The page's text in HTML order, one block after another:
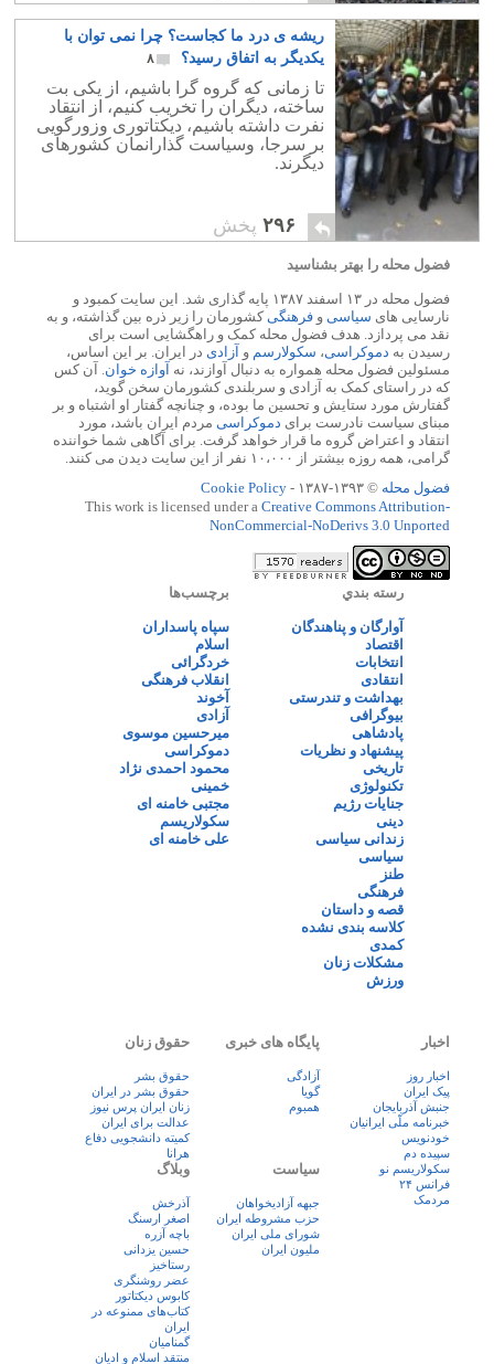
ریشه ی درد ما کجاست؟ چرا نمی توان با
یکدیگر به اتفاق رسید؟
۸
تا زمانی که گروه گرا باشیم، از یکی بت
ساخته، دیگران را تخریب کنیم، از انتقاد
نفرت داشته باشیم، دیکتاتوری وزورگویی
بر سرجا، وسیاست گذارانمان کشورهای
دیگرند.
۲۹۶ پخش
فضول محله را بهتر بشناسید
فضول محله در ۱۳ اسفند ۱۳۸۷ پایه گذاری شد. این سایت کمبود و
نارسایی های سیاسی و فرهنگیکشورمان را زیر ذره بین گذاشته، و به
نقد می پردازد. هدف فضول محله کمک و راهگشایی است برای
رسیدن به دموکراسی، سکولارسم و آزادی در ایران. بر این اساس،
مسئولین فضول محله همواره به دنبال آوازند، نه آوازه خوان. آن کس
که در راستای کمک به آزادی و سربلندی کشورمان سخن گوید،
گفتارش مورد ستایش و تحسین ما بوده، و چنانچه گفتار او اشتباه و بر
مبنای سیاست نادرست برای دموکراسی مردم ایران باشد، مورد
انتقاد و اعتراض گروه ما قرار خواهد گرفت. برای آگاهی شما خواننده
گرامی، همه روزه بیشتر از ۱۰،۰۰۰ نفر از این سایت دیدن می کنند.
فضول محله © ۱۳۹۳-۱۳۸۷ -
Cookie Policy
This work is licensed under a Creative Commons Attribution-
NonCommercial-NoDerivs 3.0 Unported
رسته بندي
آوارگان و پناهندگان
اقتصاد
انتخابات
انتقادی
بهداشت و تندرستی
بیوگرافی
پادشاهی
پیشنهاد و نظریات
تاریخی
تکنولوژی
جنایات رژیم
دینی
زندانی سیاسی
سیاسی
طنز
فرهنگی
قصه و داستان
کلاسه بندی نشده
کمدی
مشکلات زنان
ورزش
برچسب‌ها
سپاه پاسداران
اسلام
خردگرائی
انقلاب فرهنگی
آخوند
آزادی
میرحسین موسوی
دموکراسی
محمود احمدی نژاد
خمینی
مجتبی خامنه ای
سکولاریسم
علی خامنه ای
اخبار
اخبار روز
پيک ايران
جنبش آذربایجان
خبرنامه ملّی ایرانیان
خودنویس
سپیده دم
سکولاریسم نو
فرانس ۲۴
مردمک
پایگاه های خبری
آزادگی
گویا
همبوم
حقوق زنان
حقوق بشر
حقوق بشر در ایران
زنان ايران پرس نيوز
عدالت برای ایران
کمیته دانشجویی دفاع
هرانا
سیاست
جبهه آزادیخواهان
حزب مشروطه ایران
شورای ملی ایران
ملیون ایران
وبلاگ
آذرخش
اصغر ارسنگ
باچه آزره
حسین یزدانی
رستاخیز
عضر روشنگری
کابوس دیکتاتور
کتاب‌های ممنوعه در
ایران
گمنامیان
منتقد اسلام و ادیان